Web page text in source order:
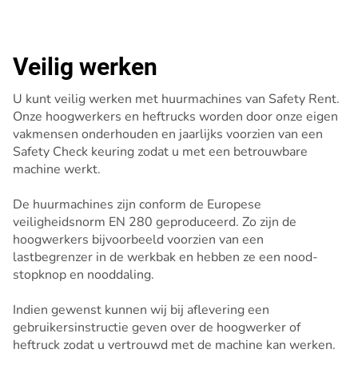
Veilig werken
U kunt veilig werken met huurmachines van Safety Rent.
Onze hoogwerkers en heftrucks worden door onze eigen
vakmensen onderhouden en jaarlijks voorzien van een
Safety Check keuring zodat u met een betrouwbare
machine werkt.
De huurmachines zijn conform de Europese
veiligheidsnorm EN 280 geproduceerd. Zo zijn de
hoogwerkers bijvoorbeeld voorzien van een
lastbegrenzer in de werkbak en hebben ze een nood-
stopknop en nooddaling.
Indien gewenst kunnen wij bij aflevering een
gebruikersinstructie geven over de hoogwerker of
heftruck zodat u vertrouwd met de machine kan werken.